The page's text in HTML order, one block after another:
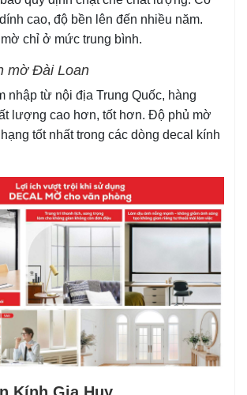
cao, độ bền lên đến nhiều năm.
chỉ ở mức trung bình.
mờ Đài Loan
nhập từ nội địa Trung Quốc, hàng
lượng cao hơn, tốt hơn. Độ phủ mờ
tốt nhất trong các dòng decal kính